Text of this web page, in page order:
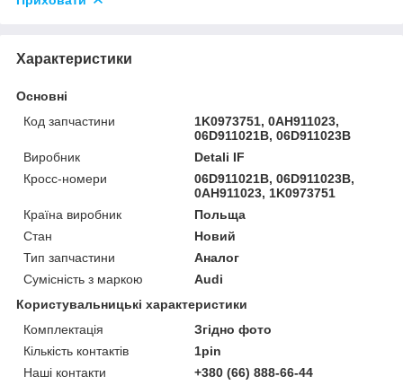
Характеристики
Основні
Код запчастини
1K0973751, 0AH911023,
06D911021B, 06D911023B
Виробник
Detali IF
Кросс-номери
06D911021B, 06D911023B,
0AH911023, 1K0973751
Країна виробник
Польща
Стан
Новий
Тип запчастини
Аналог
Сумісність з маркою
Audi
Користувальницькі характеристики
Комплектація
Згідно фото
Кількість контактів
1pin
Наші контакти
+380 (66) 888-66-44